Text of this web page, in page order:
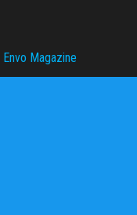
Envo Magazine